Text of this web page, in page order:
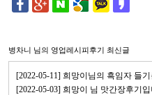
병차니 님의 영업레시피후기 최신글
[2022-05-11] 희망이님의 흑임자 들
[2022-05-03] 희망이 님 맛간장후기